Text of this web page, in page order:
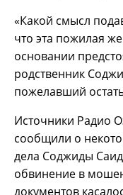
«Какой смысл
что эта пожилая
основании
родственник
пожелавший
Источники Радио
сообщили о
дела Соджиды
обвинение в
документов